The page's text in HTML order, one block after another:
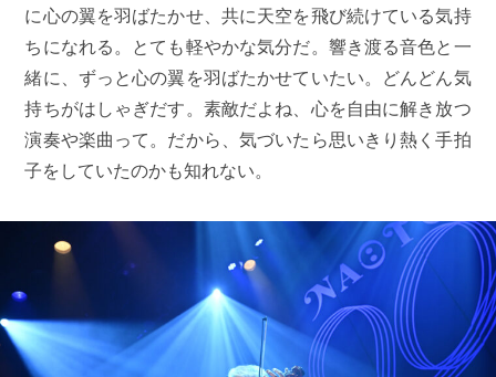
に心の翼を羽ばたかせ、共に天空を飛び続けている気持
ちになれる。とても軽やかな気分だ。響き渡る音色と一
緒に、ずっと心の翼を羽ばたかせていたい。どんどん気
持ちがはしゃぎだす。素敵だよね、心を自由に解き放つ
演奏や楽曲って。だから、気づいたら思いきり熱く手拍
子をしていたのかも知れない。